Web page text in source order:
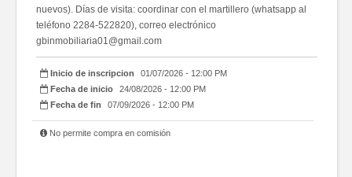
nuevos). Días de visita: coordinar con el martillero (whatsapp al
teléfono 2284-522820), correo electrónico
gbinmobiliaria01@gmail.com
Inicio de inscripcion
01/07/2026 - 12:00 PM
Fecha de inicio
24/08/2026 - 12:00 PM
Fecha de fin
07/09/2026 - 12:00 PM
No permite compra en comisión